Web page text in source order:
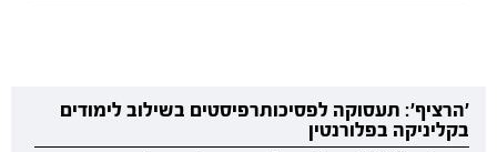
'הרציף': תעסוקה לפסיכותרפיסטים בשילוב לימודים
בקליניקה בפלורנטין